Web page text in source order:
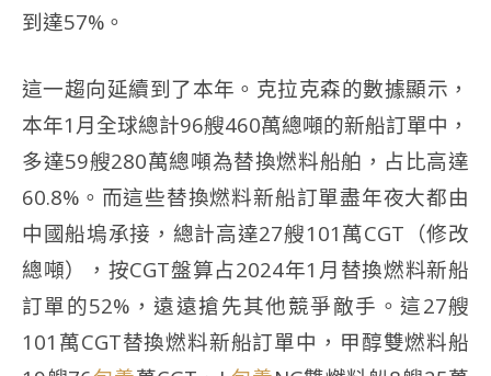
到達57%。
這一趨向延續到了本年。克拉克森的數據顯示，
本年1月全球總計96艘460萬總噸的新船訂單中，
多達59艘280萬總噸為替換燃料船舶，占比高達
60.8%。而這些替換燃料新船訂單盡年夜大都由
中國船塢承接，總計高達27艘101萬CGT（修改
總噸），按CGT盤算占2024年1月替換燃料新船
訂單的52%，遠遠搶先其他競爭敵手。這27艘
101萬CGT替換燃料新船訂單中，甲醇雙燃料船